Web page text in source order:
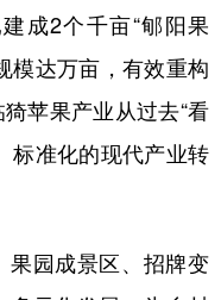
成2个千亩“郇阳果
模达万亩，有效重构
苹果产业从过去“看
标准化的现代产业转
园成景区、招牌变